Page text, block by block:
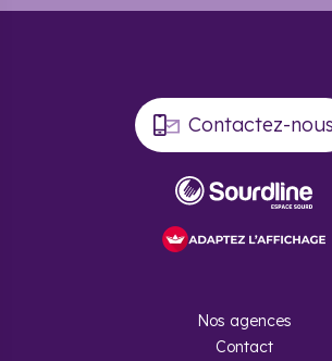
Contactez-nous
Nos agences
Contact